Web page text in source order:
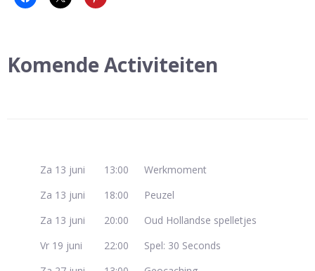
Komende Activiteiten
Za 13 juni 13:00
Werkmoment
Za 13 juni
18:00
Peuzel
Za 13 juni
20:00
Oud Hollandse spelletjes
Vr 19 juni
22:00
Spel: 30 Seconds